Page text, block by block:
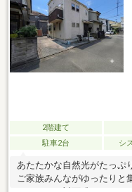
2階建て
駐車2台
シ
あたたかな自然光がたっぷ
ご家族みんながゆったりと